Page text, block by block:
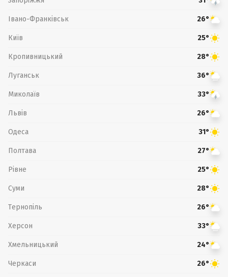
Івано-Франківськ 26°
Київ 25°
Кропивницький 28°
Луганськ 36°
Миколаїв 33°
Львів 26°
Одеса 31°
Полтава 27°
Рівне 25°
Суми 28°
Тернопіль 26°
Херсон 33°
Хмельницький 24°
Черкаси 26°